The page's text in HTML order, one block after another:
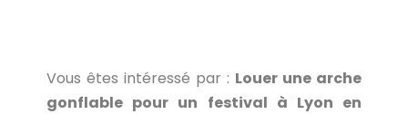
Vous êtes intéressé par : Louer une arche
gonflable pour un festival à Lyon en